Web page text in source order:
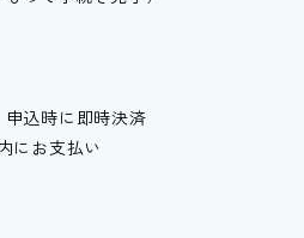
込時に即時決済
にお支払い